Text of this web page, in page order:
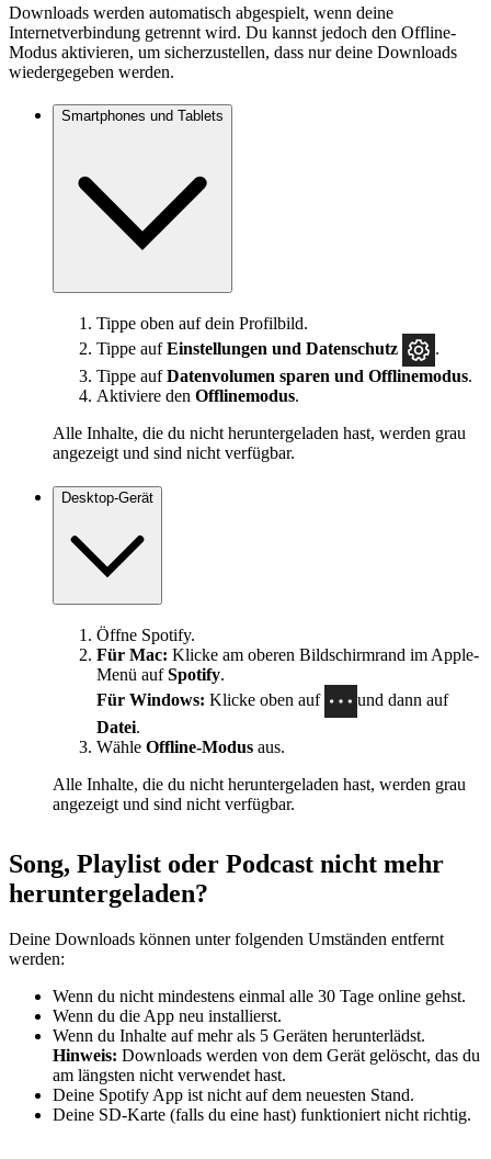
Downloads werden automatisch abgespielt, wenn deine
Internetverbindung getrennt wird. Du kannst jedoch den Offline-
Modus aktivieren, um sicherzustellen, dass nur deine Downloads
wiedergegeben werden.
Smartphones und Tablets
Tippe oben auf dein Profilbild.
Tippe aufEinstellungen und Datenschutz
.
Tippe aufDatenvolumen sparen und Offlinemodus.
Aktiviere den Offlinemodus.
Alle Inhalte, die du nicht heruntergeladen hast, werden grau
angezeigt und sind nicht verfügbar.
Desktop-Gerät
Öffne Spotify.
Für Mac: Klicke am oberen Bildschirmrand im Apple-
Menü aufSpotify.
Für Windows: Klicke oben auf
und dann auf
Datei.
Wähle Offline-Modus aus.
Alle Inhalte, die du nicht heruntergeladen hast, werden grau
angezeigt und sind nicht verfügbar.
Song, Playlist oder Podcast nicht mehr
heruntergeladen?
Deine Downloads können unter folgenden Umständen entfernt
werden:
Wenn du nicht mindestens einmal alle 30 Tage online gehst.
Wenn du die App neu installierst.
Wenn du Inhalte auf mehr als 5 Geräten herunterlädst.
Hinweis: Downloads werden von dem Gerät gelöscht, das du
am längsten nicht verwendet hast.
Deine Spotify App ist nicht auf dem neuesten Stand.
Deine SD-Karte (falls du eine hast) funktioniert nicht richtig.